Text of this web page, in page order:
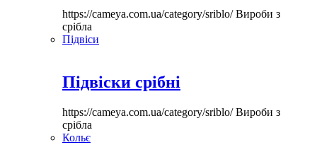
https://cameya.com.ua/category/sriblo/Вироби з
срібла
Підвіси
Підвіски срібні
https://cameya.com.ua/category/sriblo/Вироби з
срібла
Кольє